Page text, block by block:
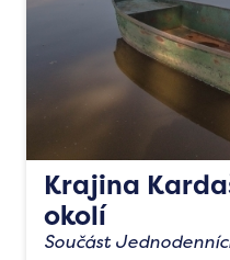
Krajina
okolí
Součást